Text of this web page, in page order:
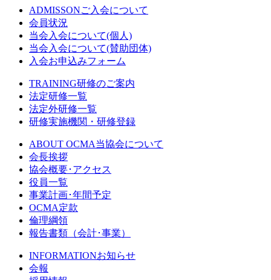
ADMISSONご入会について
会員状況
当会入会について(個人)
当会入会について(賛助団体)
入会お申込みフォーム
TRAINING研修のご案内
法定研修一覧
法定外研修一覧
研修実施機関・研修登録
ABOUT OCMA当協会について
会長挨拶
協会概要･アクセス
役員一覧
事業計画･年間予定
OCMA定款
倫理綱領
報告書類（会計･事業）
INFORMATIONお知らせ
会報